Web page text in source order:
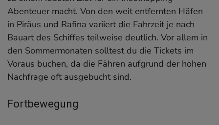
Abenteuer macht. Von den weit entfernten Häfen
in Piräus und Rafina variiert die Fahrzeit je nach
Bauart des Schiffes teilweise deutlich. Vor allem in
den Sommermonaten solltest du die Tickets im
Voraus buchen, da die Fähren aufgrund der hohen
Nachfrage oft ausgebucht sind.
Fortbewegung